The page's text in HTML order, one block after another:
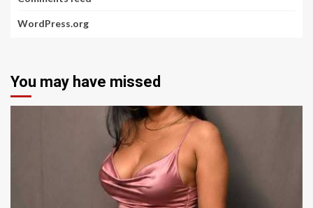
WordPress.org
You may have missed